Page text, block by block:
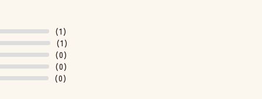
(1)
(1)
(0)
(0)
(0)